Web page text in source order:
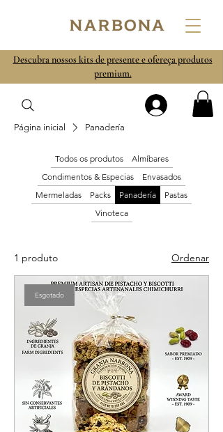
Descubra nossos kits de presente e ofereça produtos
premium.
Página inicial Panadería
Todos os produtos
Almíbares
Condimentos & Especias
Envasados
Mermeladas
Packs Panadería
Pastas
Vinoteca
1 produto Ordenar
Esgotado